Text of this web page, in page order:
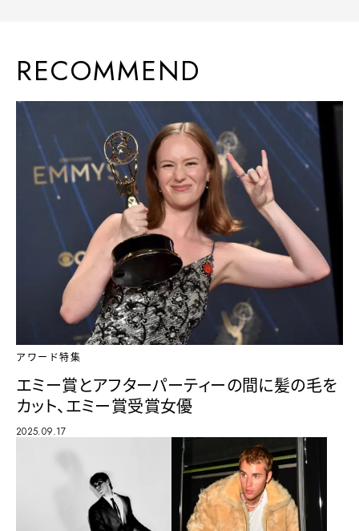
RECOMMEND
アワード特集
エミー賞とアフターパーティーの間に髪の毛を
カット、エミー賞受賞女優
2025.09.17